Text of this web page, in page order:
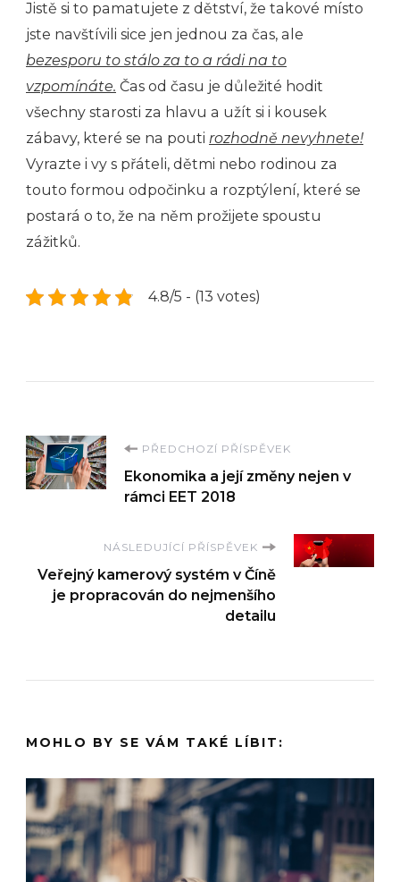
Jistě si to pamatujete z dětství, že takové místo
jste navštívili sice jen jednou za čas, ale
bezesporu to stálo za to a rádi na to
vzpomínáte. Čas od času je důležité hodit
všechny starosti za hlavu a užít si i kousek
zábavy, které se na pouti rozhodně nevyhnete!
Vyrazte i vy s přáteli, dětmi nebo rodinou za
touto formou odpočinku a rozptýlení, které se
postará o to, že na něm prožijete spoustu
zážitků.
4.8/5 - (13 votes)
Navigace
příspěvku
PŘEDCHOZÍ PŘÍSPĚVEK
Ekonomika a její změny nejen v
rámci EET 2018
NÁSLEDUJÍCÍ PŘÍSPĚVEK
Veřejný kamerový systém v Číně
je propracován do nejmenšího
detailu
MOHLO BY SE VÁM TAKÉ LÍBIT: